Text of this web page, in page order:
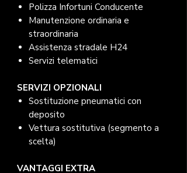
Polizza Infortuni Conducente
Manutenzione ordinaria e
straordinaria
Assistenza stradale H24
Servizi telematici
SERVIZI OPZIONALI
Sostituzione pneumatici con
deposito
Vettura sostitutiva (segmento a
scelta)
VANTAGGI EXTRA